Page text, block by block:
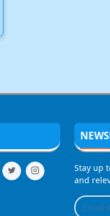
Stay up
and